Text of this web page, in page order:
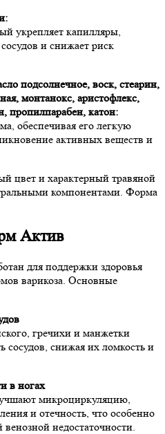
укрепляет капилляры,
и снижает риск
подсолнечное, воск, стеарин,
монтанокс, аристофлекс,
пропилпарабен, катон:
обеспечивая его легкую
активных веществ и
цвет и характерный травяной
компонентами. Форма
Актив
для поддержки здоровья
варикоза. Основные
гречихи и манжетки
сосудов, снижая их ломкость и
в ногах
микроциркуляцию,
и отечность, что особенно
недостаточности.